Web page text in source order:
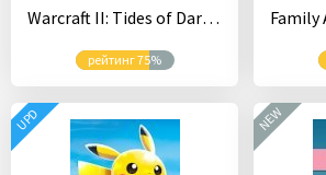
Warcraft II: Tides of Darkness
рейтинг 75%
UPD NEW